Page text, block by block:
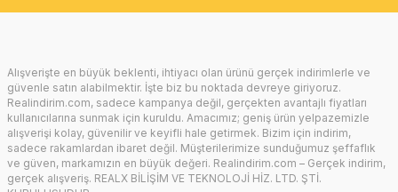
Alışverişte en büyük beklenti, ihtiyacı olan ürünü gerçek indirimlerle ve
güvenle satın alabilmektir. İşte biz bu noktada devreye giriyoruz.
Realindirim.com, sadece kampanya değil, gerçekten avantajlı fiyatları
kullanıcılarına sunmak için kuruldu. Amacımız; geniş ürün yelpazemizle
alışverişi kolay, güvenilir ve keyifli hale getirmek. Bizim için indirim,
sadece rakamlardan ibaret değil. Müşterilerimize sunduğumuz şeffaflık
ve güven, markamızın en büyük değeri. Realindirim.com – Gerçek indirim,
gerçek alışveriş. REALX BİLİŞİM VE TEKNOLOJİ HİZ. LTD. ŞTİ.